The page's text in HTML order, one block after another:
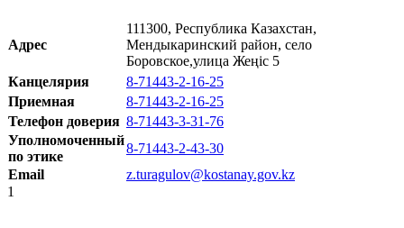
Адрес
111300, Республика Казахстан,
Мендыкаринский район, село
Боровское,улица Жеңіс 5
Канцелярия
8-71443-2-16-25
Приемная
8-71443-2-16-25
Телефон доверия 8-71443-3-31-76
Уполномоченный
по этике
8-71443-2-43-30
Email
z.turagulov@kostanay.gov.kz
1